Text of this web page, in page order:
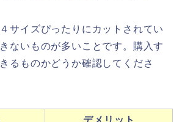
サイズぴったりにカットされてい
ないものが多いことです。購入す
るものかどうか確認してくださ